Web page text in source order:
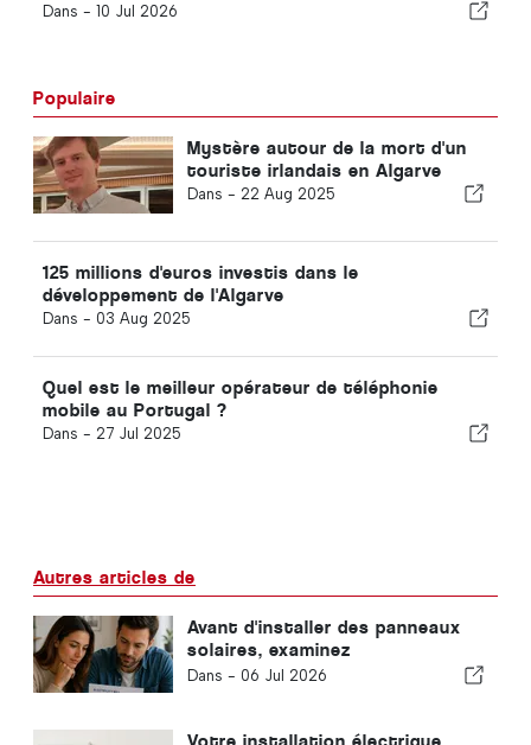
Dans - 10 Jul 2026
Populaire
Mystère autour de la mort d'un
touriste irlandais en Algarve
Dans - 22 Aug 2025
125 millions d'euros investis dans le
développement de l'Algarve
Dans - 03 Aug 2025
Quel est le meilleur opérateur de téléphonie
mobile au Portugal ?
Dans - 27 Jul 2025
Autres articles de
Avant d'installer des panneaux
solaires, examinez
attentivement votre facture
Dans - 06 Jul 2026
Votre installation électrique